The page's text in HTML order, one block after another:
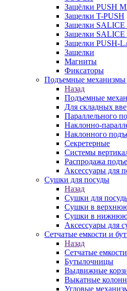
Защёлки PUSH
Защелки T-PUSH
Защелки
Защелки SALICE
Защелки PUSH-
Защелки
Магниты
Фиксаторы
Подъемные механизмы
Назад
Подъемные
Для складных
Параллельного
Наклонно-
Наклонного
Секретерные
Системы
Распродажа
Аксессуары для
Сушки для посуды
Назад
Сушки для
Сушки в
Сушки в нижнюю
Аксессуары для
Сетчатые емкости и
Назад
Сетчатые
Бутылочницы
Выдвижные
Выкатные
Угловые